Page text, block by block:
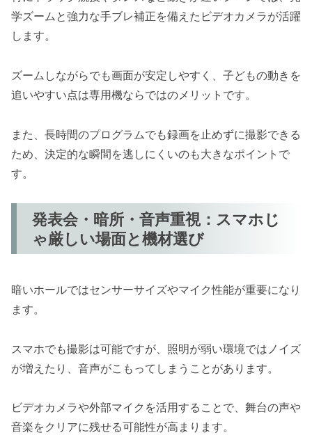
学ズームと強力な手ブレ補正を備えたビデオカメラが活躍
します。
ズームしながらでも画面が安定しやすく、子どもの動きを
追いやすい点は専用機ならではのメリットです。
また、長時間のプログラムでも録画を止めずに撮影できる
ため、決定的な瞬間を逃しにくいのも大きなポイントで
す。
発表会・暗所・音声重視：スマホじ
ゃ厳しい場面と機材選び
暗いホールではセンサーサイズやマイク性能が重要になり
ます。
スマホでも撮影は可能ですが、照明が弱い環境ではノイズ
が増えたり、音声がこもってしまうことがあります。
ビデオカメラや外部マイクを活用することで、舞台の声や
音楽をクリアに残せる可能性が高まります。